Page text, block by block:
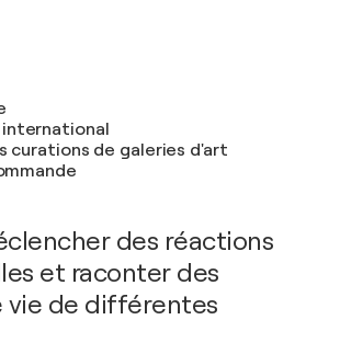
curations de galeries d'art
des réactions
et raconter des
vie de différentes